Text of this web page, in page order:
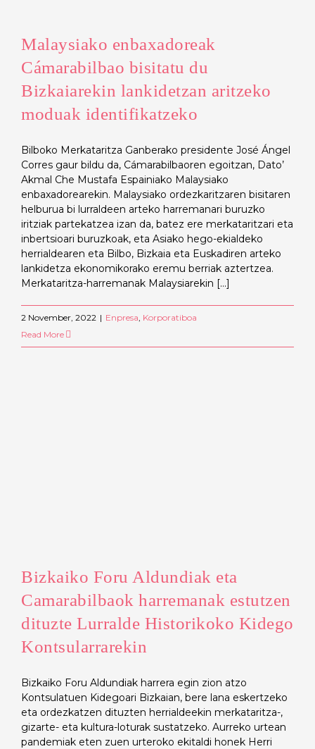
Malaysiako enbaxadoreak
Cámarabilbao bisitatu du
Bizkaiarekin lankidetzan aritzeko
moduak identifikatzeko
Bilboko Merkataritza Ganberako presidente José Ángel
Corres gaur bildu da, Cámarabilbaoren egoitzan, Dato’
Akmal Che Mustafa Espainiako Malaysiako
enbaxadorearekin. Malaysiako ordezkaritzaren bisitaren
helburua bi lurraldeen arteko harremanari buruzko
iritziak partekatzea izan da, batez ere merkataritzari eta
inbertsioari buruzkoak, eta Asiako hego-ekialdeko
herrialdearen eta Bilbo, Bizkaia eta Euskadiren arteko
lankidetza ekonomikorako eremu berriak aztertzea.
Merkataritza-harremanak Malaysiarekin [...]
2 November, 2022 | Enpresa, Korporatiboa
Read More
Bizkaiko Foru Aldundiak eta
Camarabilbaok harremanak estutzen
dituzte Lurralde Historikoko Kidego
Kontsularrarekin
Bizkaiko Foru Aldundiak harrera egin zion atzo
Kontsulatuen Kidegoari Bizkaian, bere lana eskertzeko
eta ordezkatzen dituzten herrialdeekin merkataritza-,
gizarte- eta kultura-loturak sustatzeko. Aurreko urtean
pandemiak eten zuen urteroko ekitaldi honek Herri